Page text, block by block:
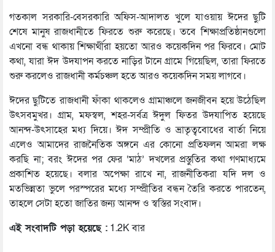
গতকাল সরকারি-বেসরকারি অফিস-আদালত খুলে যাওয়ায় ঈদের ছুটি
শেষে মানুষ রাজধানীতে ফিরতে শুরু করেছে। তবে শিক্ষাপ্রতিষ্ঠানগুলো
এখনো বন্ধ থাকায় শিক্ষার্থীরা হয়তো আরও কয়েকদিন পর ফিরবে। মোট
কথা, যারা ঈদ উদযাপন করতে নাড়ির টানে গ্রামে গিয়েছিল, তারা ফিরতে
শুরু করলেও রাজধানী কর্মচঞ্চল হতে আরও কয়েকদিন সময় লাগবে।
ঈদের ছুটিতে রাজধানী ফাঁকা থাকলেও গ্রামাঞ্চলে জনজীবন হয়ে উঠেছিল
উৎসবমুখর। গ্রাম, মফস্বল, শহর-সর্বত্র ঈদুল ফিতর উদযাপিত হয়েছে
আনন্দ-উৎসাহের মধ্য দিয়ে। ঈদ সম্প্রীতি ও ভ্রাতৃত্ববোধের বার্তা নিয়ে
এলেও আমাদের রাজনৈতিক অঙ্গনে এর কোনো প্রতিফলন আমরা লক্ষ
করছি না; বরং ঈদের পর ফের ‘মাঠ’ দখলের প্রস্তুতির কথা গণমাধ্যমে
প্রকাশিত হয়েছে। বলার অপেক্ষা রাখে না, রাজনীতিকরা যদি দল ও
মতভিন্নতা ভুলে পরস্পরের মধ্যে সম্প্রীতির বন্ধন তৈরি করতে পারতেন,
তাহলে সেটা হতো জাতির জন্য আনন্দ ও স্বস্তির সংবাদ।
এই সংবাদটি পড়া হয়েছে : 1.2K বার